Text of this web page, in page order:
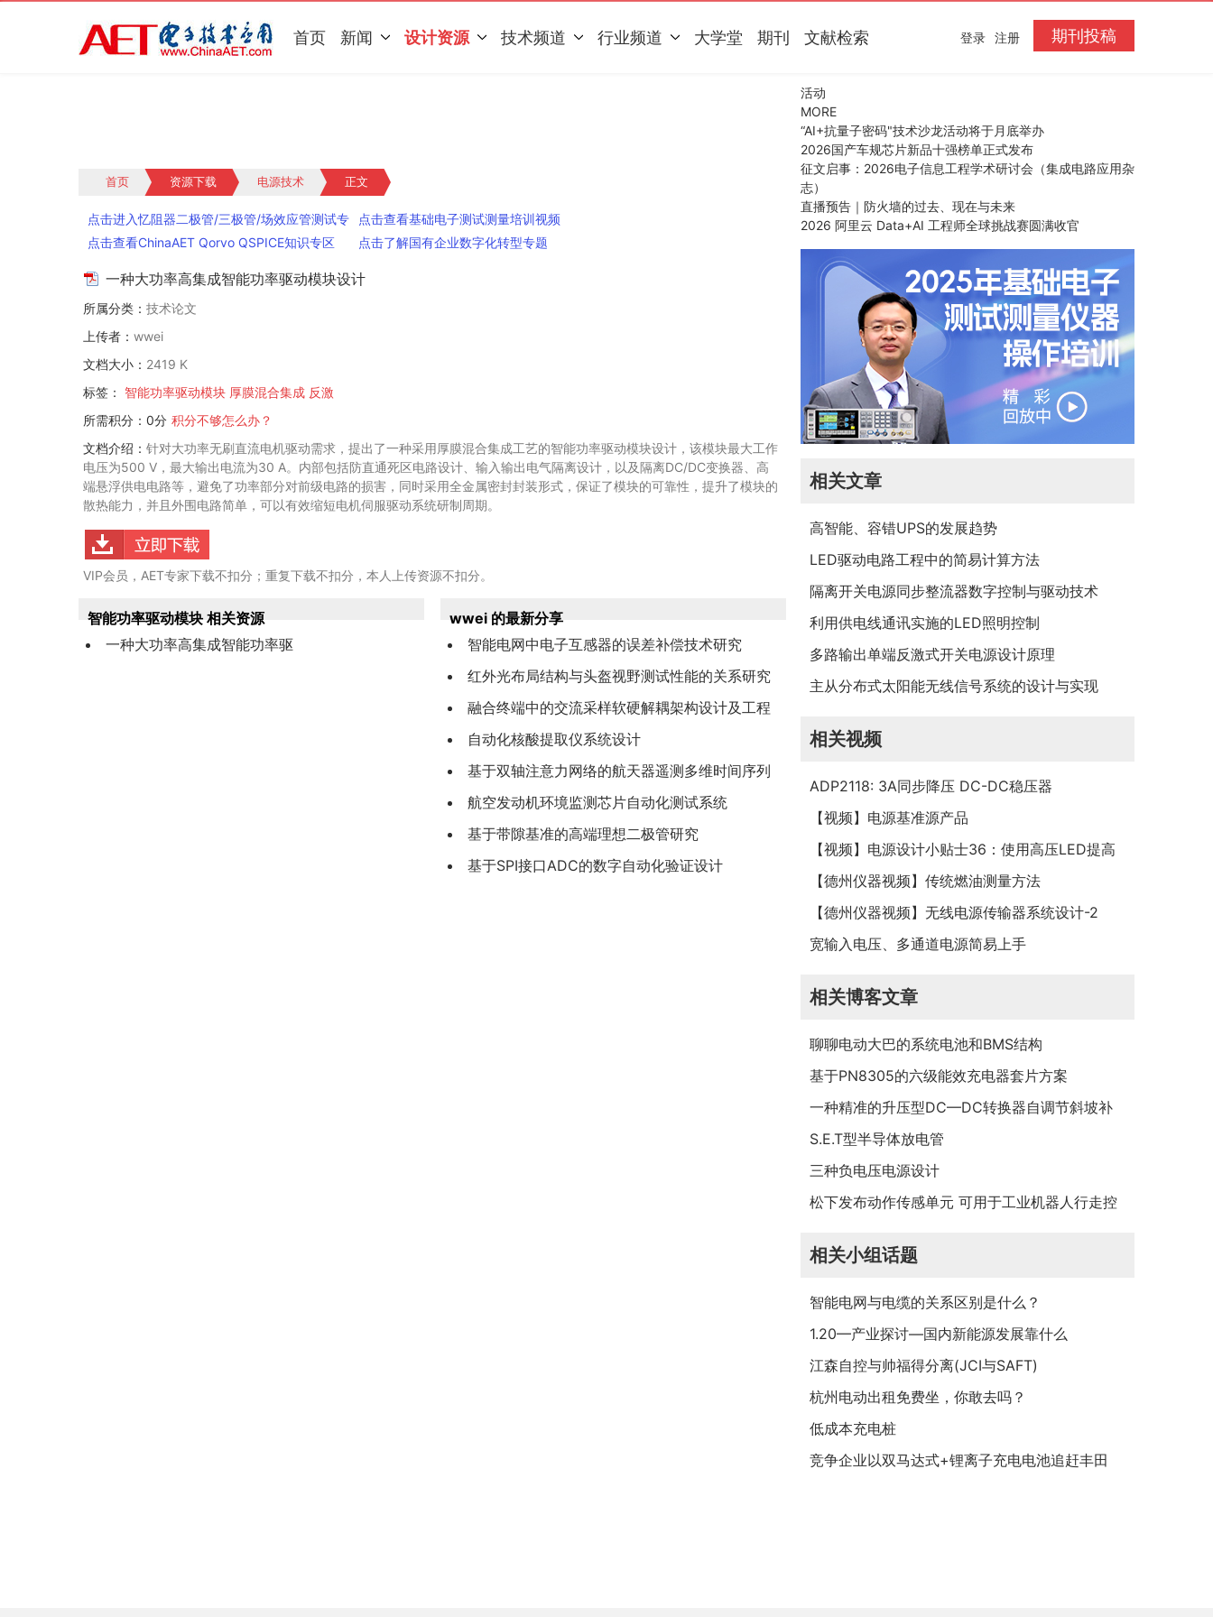
首页 新闻 设计资源 技术频道 行业频道 大学堂 期刊 文献检索 期刊投稿
登录 注册
首页 资源下载 电源技术 正文
点击进入忆阻器二极管/三极管/场效应管测试专
题
点击查看基础电子测试测量培训视频
点击查看ChinaAET Qorvo QSPICE知识专区
点击了解国有企业数字化转型专题
一种大功率高集成智能功率驱动模块设计
所属分类： 技术论文
上传者： wwei
文档大小： 2419 K
标签：
智能功率驱动模块 厚膜混合集成 反激
所需积分：0分 积分不够怎么办？
文档介绍： 针对大功率无刷直流电机驱动需求，提出了一种采用厚膜混合集成工艺的智能功率驱动模块设计，该模块最大工作
电压为500 V，最大输出电流为30 A。内部包括防直通死区电路设计、输入输出电气隔离设计，以及隔离DC/DC变换器、高
端悬浮供电电路等，避免了功率部分对前级电路的损害，同时采用全金属密封封装形式，保证了模块的可靠性，提升了模块的
散热能力，并且外围电路简单，可以有效缩短电机伺服驱动系统研制周期。
VIP会员，AET专家下载不扣分；重复下载不扣分，本人上传资源不扣分。
智能功率驱动模块 相关资源
一种大功率高集成智能功率驱
wwei 的最新分享
智能电网中电子互感器的误差补偿技术研究
红外光布局结构与头盔视野测试性能的关系研究
融合终端中的交流采样软硬解耦架构设计及工程
应用自动化核酸提取仪系统设计
基于双轴注意力网络的航天器遥测多维时间序列
异常检测
航空发动机环境监测芯片自动化测试系统
基于带隙基准的高端理想二极管研究
基于SPI接口ADC的数字自动化验证设计
活动
MORE
“AI+抗量子密码"技术沙龙活动将于月底举办
2026国产车规芯片新品十强榜单正式发布
征文启事：2026电子信息工程学术研讨会（集成电路应用杂
志）
直播预告｜防火墙的过去、现在与未来
2026 阿里云 Data+AI 工程师全球挑战赛圆满收官
相关文章
高智能、容错UPS的发展趋势
LED驱动电路工程中的简易计算方法
隔离开关电源同步整流器数字控制与驱动技术
利用供电线通讯实施的LED照明控制
多路输出单端反激式开关电源设计原理
主从分布式太阳能无线信号系统的设计与实现
相关视频
ADP2118: 3A同步降压 DC-DC稳压器
【视频】电源基准源产品
【视频】电源设计小贴士36：使用高压LED提高
灯泡效率
【德州仪器视频】传统燃油测量方法
【德州仪器视频】无线电源传输器系统设计-2
宽输入电压、多通道电源简易上手
相关博客文章
聊聊电动大巴的系统电池和BMS结构
基于PN8305的六级能效充电器套片方案
一种精准的升压型DC—DC转换器自调节斜坡补
偿电路
S.E.T型半导体放电管
三种负电压电源设计
松下发布动作传感单元 可用于工业机器人行走控
相关小组话题
智能电网与电缆的关系区别是什么？
1.20—产业探讨—国内新能源发展靠什么
江森自控与帅福得分离(JCI与SAFT)
杭州电动出租免费坐，你敢去吗？
低成本充电桩
竞争企业以双马达式+锂离子充电电池追赶丰田